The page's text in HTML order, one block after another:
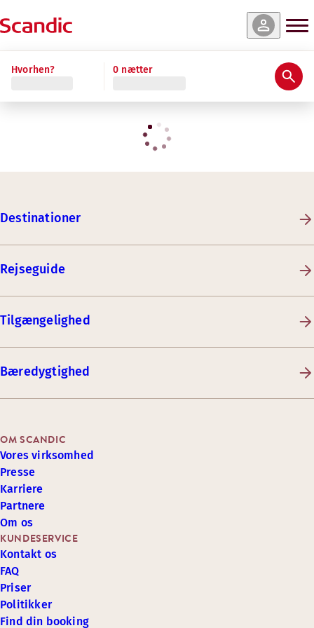
Hvorhen? 0 nætter
Destinationer
Rejseguide
Tilgængelighed
Bæredygtighed
KUNDESERVICE
Kontakt os
FAQ
Priser
Politikker
Find din booking
OM SCANDIC
Vores virksomhed
Presse
Karriere
Partnere
Om os